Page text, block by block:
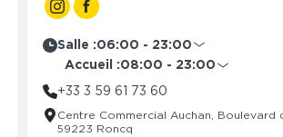
Salle :06:00 - 23:00
Lundi
06:00 - 23:00
Mardi
Jeudi
06:00 - 23:00
Accueil :08:00 - 23:00
Lundi
Mercredi
08:00 - 23:00
+33 3 59 61 73 60
Centre Commercial Auchan, Boulevard
59223 Roncq